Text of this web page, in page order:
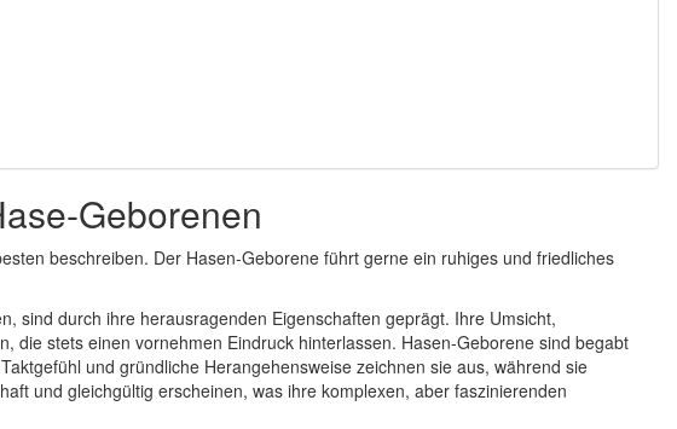
Geborenen
beschreiben. Der Hasen-Geborene führt gerne ein ruhiges und friedliches
sind durch ihre herausragenden Eigenschaften geprägt. Ihre Umsicht,
die stets einen vornehmen Eindruck hinterlassen. Hasen-Geborene sind begabt
und gründliche Herangehensweise zeichnen sie aus, während sie
und gleichgültig erscheinen, was ihre komplexen, aber faszinierenden